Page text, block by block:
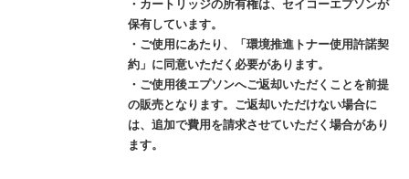
・カートリッジの所有権は、セイコーエプソンが
保有しています。
・ご使用にあたり、「環境推進トナー使用許諾契
約」に同意いただく必要があります。
・ご使用後エプソンへご返却いただくことを前提
の販売となります。ご返却いただけない場合に
は、追加で費用を請求させていただく場合があり
ます。